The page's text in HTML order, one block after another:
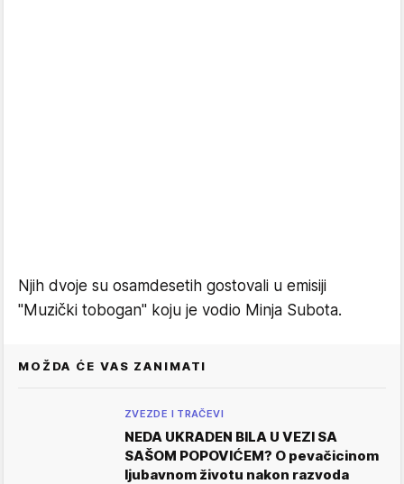
Njih dvoje su osamdesetih gostovali u emisiji
"Muzički tobogan" koju je vodio Minja Subota.
MOŽDA ĆE VAS ZANIMATI
ZVEZDE I TRAČEVI
NEDA UKRADEN BILA U VEZI SA
SAŠOM POPOVIĆEM? O pevačicinom
ljubavnom životu nakon razvoda